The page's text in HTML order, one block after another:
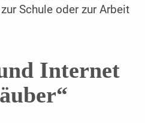
Schule oder zur Arbeit
Internet